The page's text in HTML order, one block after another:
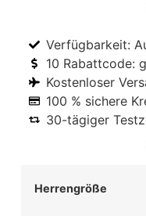
Verfügbarkeit:
10 Rabattcode:
Kostenloser
100 % sichere
30-tägiger
Herrengröße